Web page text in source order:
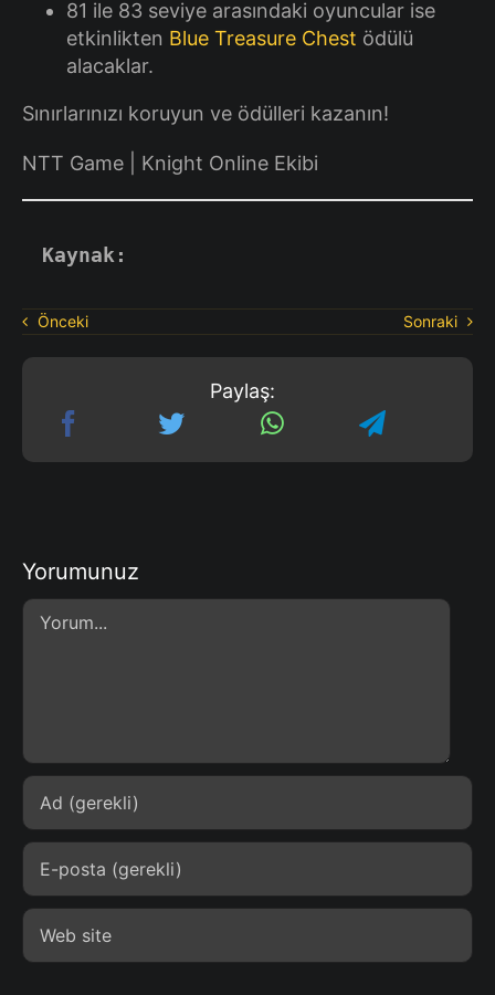
81 ile 83 seviye arasındaki oyuncular ise
etkinlikten Blue Treasure Chest ödülü
alacaklar.
Sınırlarınızı koruyun ve ödülleri kazanın!
NTT Game | Knight Online Ekibi
Kaynak:
Önceki Sonraki
Paylaş:
Yorumunuz
Comment